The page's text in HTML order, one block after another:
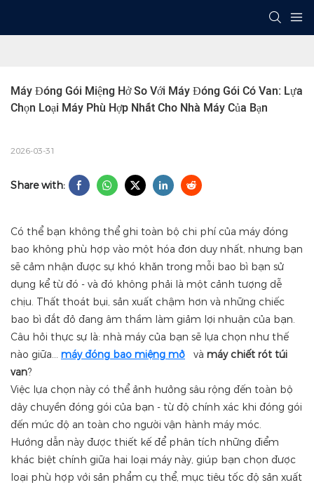
Máy Đóng Gói Miệng Hở So Với Máy Đóng Gói Có Van: Lựa
Chọn Loại Máy Phù Hợp Nhất Cho Nhà Máy Của Bạn
2026-03-31
Share with:
Có thể bạn không thể ghi toàn bộ chi phí của máy đóng
bao không phù hợp vào một hóa đơn duy nhất, nhưng bạn
sẽ cảm nhận được sự khó khăn trong mỗi bao bì bạn sử
dụng kể từ đó - và đó không phải là một cảnh tượng dễ
chịu. Thất thoát bụi, sản xuất chậm hơn và những chiếc
bao bì đắt đỏ đang âm thầm làm giảm lợi nhuận của bạn.
Câu hỏi thực sự là: nhà máy của bạn sẽ lựa chọn như thế
nào giữa... máy đóng bao miệng mở và máy chiết rót túi
van?
Việc lựa chọn này có thể ảnh hưởng sâu rộng đến toàn bộ
dây chuyền đóng gói của bạn - từ độ chính xác khi đóng gói
đến mức độ an toàn cho người vận hành máy móc.
Hướng dẫn này được thiết kế để phân tích những điểm
khác biệt chính giữa hai loại máy này, giúp bạn chọn được
loại phù hợp với sản phẩm cụ thể, mục tiêu tốc độ sản xuất